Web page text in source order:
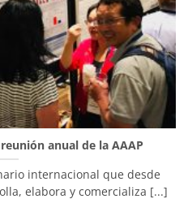
anual de la AAAP
internacional que desde
elabora y comercializa [...]